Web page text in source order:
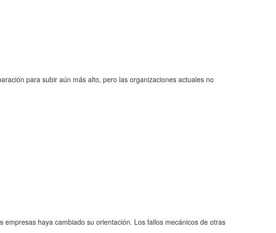
para subir aún más alto, pero las organizaciones actuales no
haya cambiado su orientación. Los fallos mecánicos de otras